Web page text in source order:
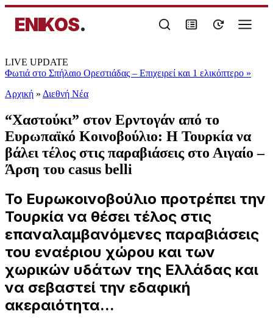
ENIKOS.
LIVE UPDATE
Φωτιά στο Σπήλαιο Ορεστιάδας – Επιχειρεί και 1 ελικόπτερο »
Αρχική » Διεθνή Νέα
“Χαστούκι” στον Ερντογάν από το
Ευρωπαϊκό Κοινοβούλιο: Η Τουρκία να
βάλει τέλος στις παραβιάσεις στο Αιγαίο –
Άρση του casus belli
Το Ευρωκοινοβούλιο προτρέπει την
Τουρκία να θέσει τέλος στις
επαναλαμβανόμενες παραβιάσεις
του εναέριου χώρου και των
χωρικών υδάτων της Ελλάδας και
να σεβαστεί την εδαφική
ακεραιότητα...